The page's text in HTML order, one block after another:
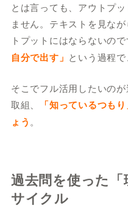
とは言っても、アウトプ
ません。テキストを見な
トプットにはならないので
自分で出す」 という過程
そこでフル活用したいの
取組、
「知っているつも
ょう 。
過去問を使った
サイクル